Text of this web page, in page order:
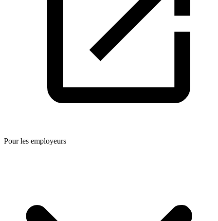
Pour les employeurs